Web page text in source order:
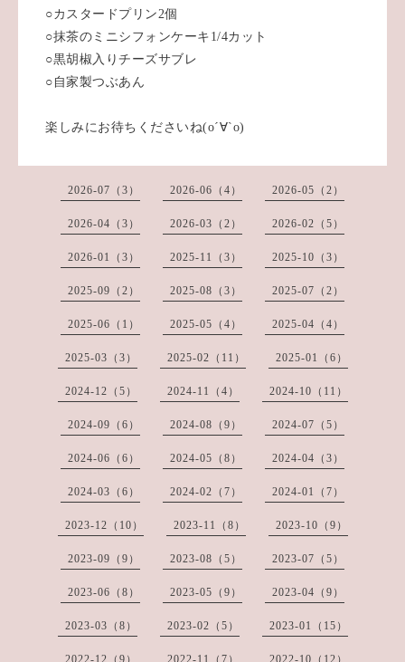
○カスタードプリン2個
○抹茶のミニシフォンケーキ1/4カット
○黒胡椒入りチーズサブレ
○自家製つぶあん
楽しみにお待ちくださいね(о´∀`о)
2026-07（3） 2026-06（4） 2026-05（2）
2026-04（3） 2026-03（2） 2026-02（5）
2026-01（3） 2025-11（3） 2025-10（3）
2025-09（2） 2025-08（3） 2025-07（2）
2025-06（1） 2025-05（4） 2025-04（4）
2025-03（3） 2025-02（11） 2025-01（6）
2024-12（5） 2024-11（4） 2024-10（11）
2024-09（6） 2024-08（9） 2024-07（5）
2024-06（6） 2024-05（8） 2024-04（3）
2024-03（6） 2024-02（7） 2024-01（7）
2023-12（10） 2023-11（8） 2023-10（9）
2023-09（9） 2023-08（5） 2023-07（5）
2023-06（8） 2023-05（9） 2023-04（9）
2023-03（8） 2023-02（5） 2023-01（15）